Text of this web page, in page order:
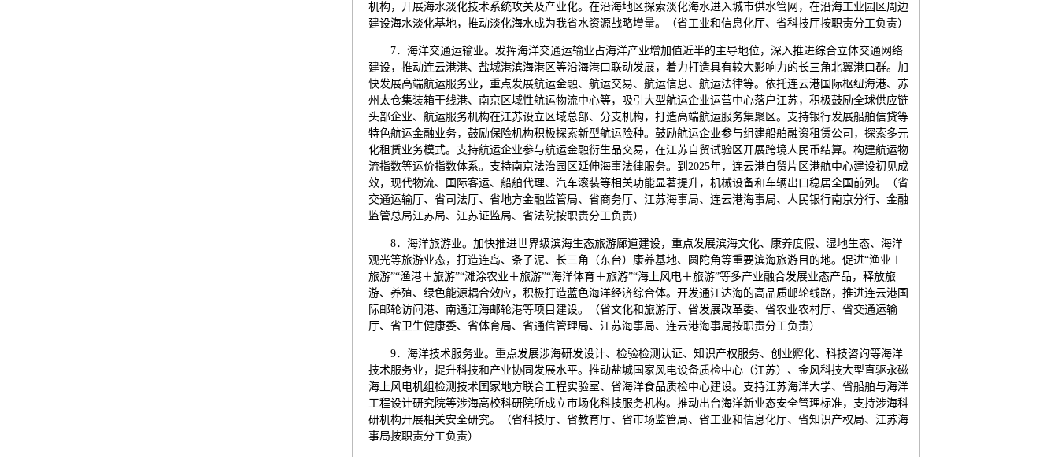
机构，开展海水淡化技术系统攻关及产业化。在沿海地区探索淡化海水进入城市供水管网，在沿海工业园区周边
建设海水淡化基地，推动淡化海水成为我省水资源战略增量。（省工业和信息化厅、省科技厅按职责分工负责）
7．海洋交通运输业。发挥海洋交通运输业占海洋产业增加值近半的主导地位，深入推进综合立体交通网络
建设，推动连云港港、盐城港滨海港区等沿海港口联动发展，着力打造具有较大影响力的长三角北翼港口群。加
快发展高端航运服务业，重点发展航运金融、航运交易、航运信息、航运法律等。依托连云港国际枢纽海港、苏
州太仓集装箱干线港、南京区域性航运物流中心等，吸引大型航运企业运营中心落户江苏，积极鼓励全球供应链
头部企业、航运服务机构在江苏设立区域总部、分支机构，打造高端航运服务集聚区。支持银行发展船舶信贷等
特色航运金融业务，鼓励保险机构积极探索新型航运险种。鼓励航运企业参与组建船舶融资租赁公司，探索多元
化租赁业务模式。支持航运企业参与航运金融衍生品交易，在江苏自贸试验区开展跨境人民币结算。构建航运物
流指数等运价指数体系。支持南京法治园区延伸海事法律服务。到2025年，连云港自贸片区港航中心建设初见成
效，现代物流、国际客运、船舶代理、汽车滚装等相关功能显著提升，机械设备和车辆出口稳居全国前列。（省
交通运输厅、省司法厅、省地方金融监管局、省商务厅、江苏海事局、连云港海事局、人民银行南京分行、金融
监管总局江苏局、江苏证监局、省法院按职责分工负责）
8．海洋旅游业。加快推进世界级滨海生态旅游廊道建设，重点发展滨海文化、康养度假、湿地生态、海洋
观光等旅游业态，打造连岛、条子泥、长三角（东台）康养基地、圆陀角等重要滨海旅游目的地。促进“渔业＋
旅游”“渔港＋旅游”“滩涂农业＋旅游”“海洋体育＋旅游”“海上风电＋旅游”等多产业融合发展业态产品，释放旅
游、养殖、绿色能源耦合效应，积极打造蓝色海洋经济综合体。开发通江达海的高品质邮轮线路，推进连云港国
际邮轮访问港、南通江海邮轮港等项目建设。（省文化和旅游厅、省发展改革委、省农业农村厅、省交通运输
厅、省卫生健康委、省体育局、省通信管理局、江苏海事局、连云港海事局按职责分工负责）
9．海洋技术服务业。重点发展涉海研发设计、检验检测认证、知识产权服务、创业孵化、科技咨询等海洋
技术服务业，提升科技和产业协同发展水平。推动盐城国家风电设备质检中心（江苏）、金风科技大型直驱永磁
海上风电机组检测技术国家地方联合工程实验室、省海洋食品质检中心建设。支持江苏海洋大学、省船舶与海洋
工程设计研究院等涉海高校科研院所成立市场化科技服务机构。推动出台海洋新业态安全管理标准，支持涉海科
研机构开展相关安全研究。（省科技厅、省教育厅、省市场监管局、省工业和信息化厅、省知识产权局、江苏海
事局按职责分工负责）